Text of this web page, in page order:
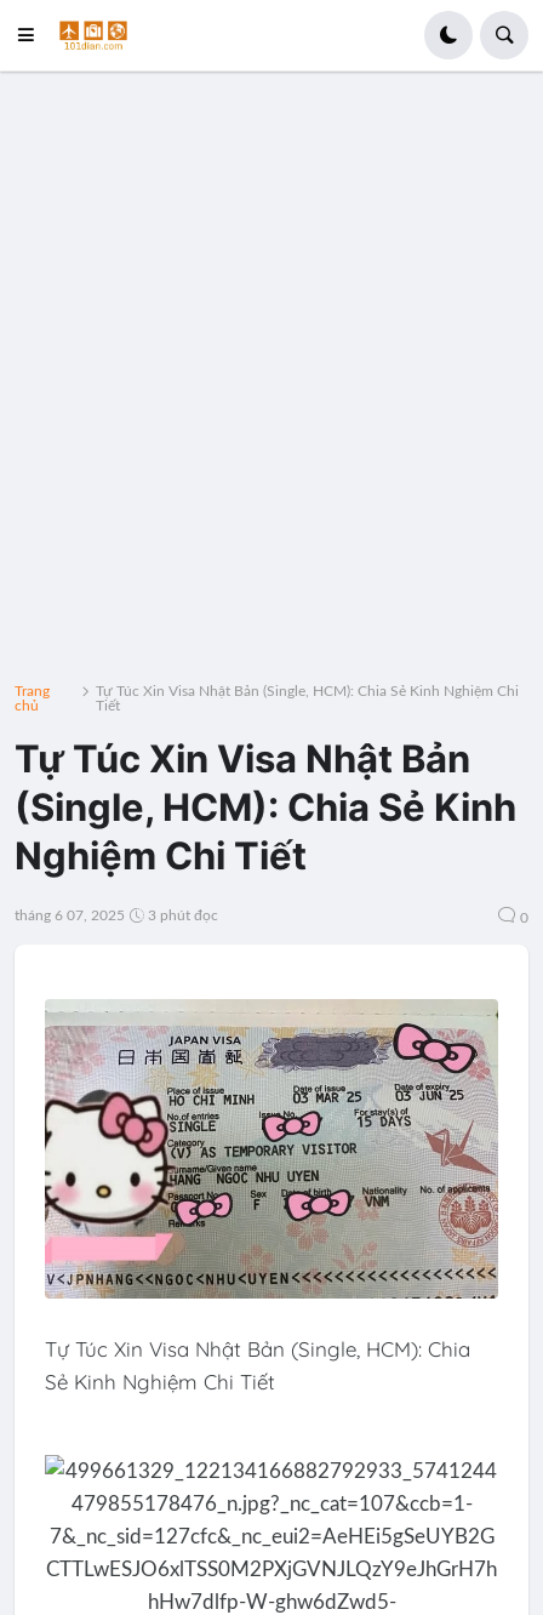
Trang
chủ
Tự Túc Xin Visa Nhật Bản (Single, HCM): Chia Sẻ Kinh Nghiệm Chi
Tiết
Tự Túc Xin Visa Nhật Bản
(Single, HCM): Chia Sẻ Kinh
Nghiệm Chi Tiết
tháng 6 07, 2025 3 phút đọc 0
Tự Túc Xin Visa Nhật Bản (Single, HCM): Chia
Sẻ Kinh Nghiệm Chi Tiết